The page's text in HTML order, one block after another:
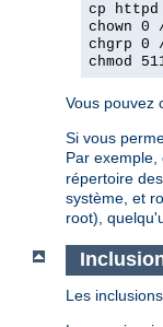
cp
chown
chgrp 0
chmod
Vous pouvez
Si vous
Par
répertoire
système, et
root),
Les